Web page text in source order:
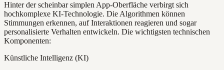
Hinter der scheinbar simplen App-Oberfläche verbirgt sich
hochkomplexe KI-Technologie. Die Algorithmen können
Stimmungen erkennen, auf Interaktionen reagieren und sogar
personalisierte Verhalten entwickeln. Die wichtigsten technischen
Komponenten:
Künstliche Intelligenz (KI)